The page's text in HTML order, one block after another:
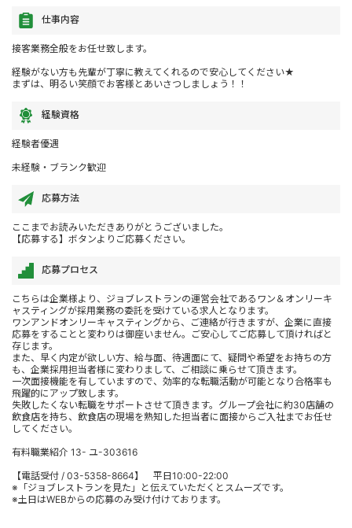
仕事内容
接客業務全般をお任せ致します。
経験がない方も先輩が丁寧に教えてくれるので安心してください★
まずは、明るい笑顔でお客様とあいさつしましょう！！
経験資格
経験者優遇
未経験・ブランク歓迎
応募方法
ここまでお読みいただきありがとうございました。
【応募する】ボタンよりご応募ください。
応募プロセス
こちらは企業様より、ジョブレストランの運営会社であるワン＆オンリーキ
ャスティングが採用業務の委託を受けている求人となります。
ワンアンドオンリーキャスティングから、ご連絡が行きますが、企業に直接
応募をすることと変わりは御座いません。ご安心してご応募して頂ければと
存じます。
また、早く内定が欲しい方、給与面、待遇面にて、疑問や希望をお持ちの方
も、企業採用担当者様に変わりまして、ご相談に乗らせて頂きます。
一次面接機能を有していますので、効率的な転職活動が可能となり合格率も
飛躍的にアップ致します。
失敗したくない転職をサポートさせて頂きます。グループ会社に約30店舗の
飲食店を持ち、飲食店の現場を熟知した担当者に面接からご入社までお任せ
してください。
有料職業紹介 13- ユ-303616
【電話受付 / 03-5358-8664】 平日10:00-22:00
※「ジョブレストランを見た」と伝えていただくとスムーズです。
※土日はWEBからの応募のみ受け付けております。